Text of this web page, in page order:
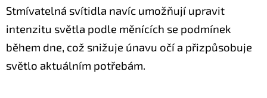
Stmívatelná svítidla navíc umožňují upravit
intenzitu světla podle měnících se podmínek
během dne, což snižuje únavu očí a přizpůsobuje
světlo aktuálním potřebám.